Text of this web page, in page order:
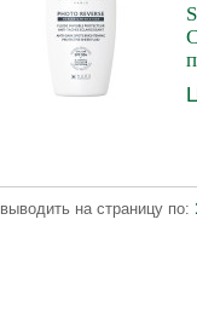
выводить на страницу по: